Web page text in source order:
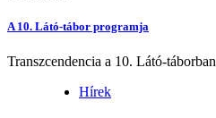
A 10. Látó-tábor programja
Transzcendencia a 10. Látó-táborban
Hírek